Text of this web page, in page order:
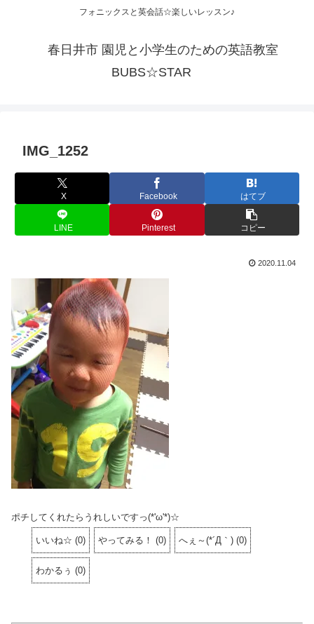
フォニックスと英会話☆楽しいレッスン♪
春日井市 園児と小学生のための英語教室
BUBS☆STAR
IMG_1252
X Facebook はてブ
LINE Pinterest コピー
2020.11.04
ポチしてくれたらうれしいですっ(*'ω'*)☆
いいね☆ (0) やってみる！ (0) へぇ～(*´Д｀) (0)
わかるぅ (0)